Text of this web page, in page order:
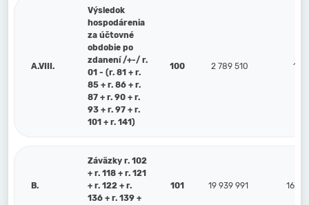
A.VIII.
Výsledok
hospodárenia
za účtovné
obdobie po
zdanení /+-/ r.
01 - (r. 81 + r.
85 + r. 86 + r.
87 + r. 90 + r.
93 + r. 97 + r.
101 + r. 141)
100 2 789 510 1
B.
Záväzky r. 102
+ r. 118 + r. 121
+ r. 122 + r.
136 + r. 139 +
101 19 939 991 16